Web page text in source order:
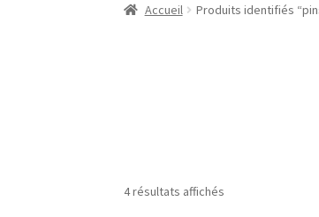
Accueil Produits identifiés
4 résultats affichés